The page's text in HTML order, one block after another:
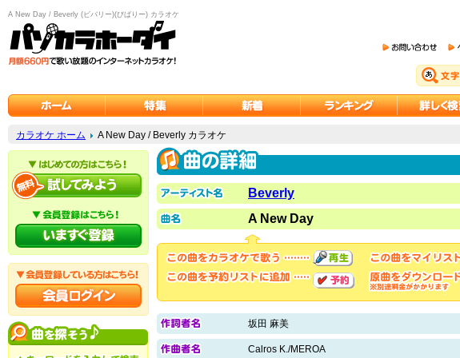
A New Day / Beverly (ビバリー)(びばりー) カラオケ
カラオケ ホーム A New Day / Beverly カラオケ
Beverly
A New Day
坂田 麻美
Calros K./MEROA